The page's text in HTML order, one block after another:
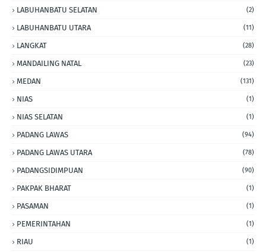
LABUHANBATU SELATAN (2)
LABUHANBATU UTARA (11)
LANGKAT (28)
MANDAILING NATAL (23)
MEDAN (131)
NIAS (1)
NIAS SELATAN (1)
PADANG LAWAS (94)
PADANG LAWAS UTARA (78)
PADANGSIDIMPUAN (90)
PAKPAK BHARAT (1)
PASAMAN (1)
PEMERINTAHAN (1)
RIAU (1)